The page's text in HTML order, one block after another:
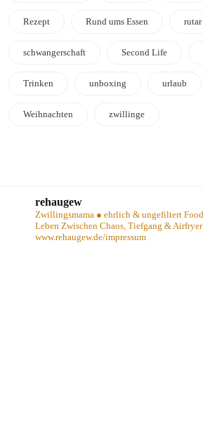
Rezept Rund ums Essen
schwangerschaft Second Life
Trinken unboxing urlaub
Weihnachten zwillinge
rehaugew
Zwillingsmama ● ehrlich & ungefiltert
Leben Zwischen Chaos, Tiefgang &
www.rehaugew.de/impressum